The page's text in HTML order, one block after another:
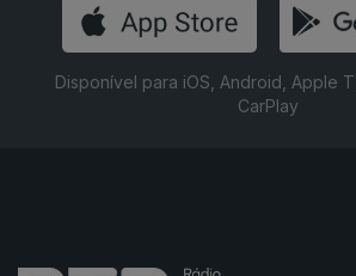
Disponível para iOS, Android, Apple
CarPlay